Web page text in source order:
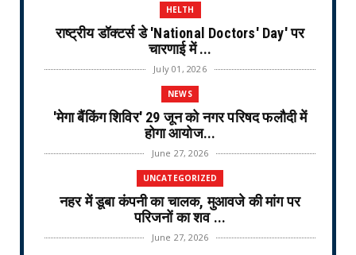
HELTH
राष्ट्रीय डॉक्टर्स डे 'National Doctors' Day' पर
चारणाई में ...
July 01, 2026
NEWS
'मेगा बैंकिंग शिविर' 29 जून को नगर परिषद फलौदी में
होगा आयोज...
June 27, 2026
UNCATEGORIZED
नहर में डूबा कंपनी का चालक, मुआवजे की मांग पर
परिजनों का शव ...
June 27, 2026